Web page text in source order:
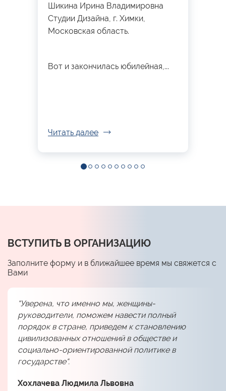
Шикина Ирина Владимировна
Студии Дизайна, г. Химки,
Московская область.
Вот и закончилась юбилейная,...
Читать далее
ВСТУПИТЬ В ОРГАНИЗАЦИЮ
Заполните форму и в ближайшее время мы свяжется с
Вами
“Уверена, что именно мы, женщины-
руководители, поможем навести полный
порядок в стране, приведем к становлению
цивилизованных отношений в обществе и
социально-ориентированной политике в
государстве“.
Хохлачева Людмила Львовна